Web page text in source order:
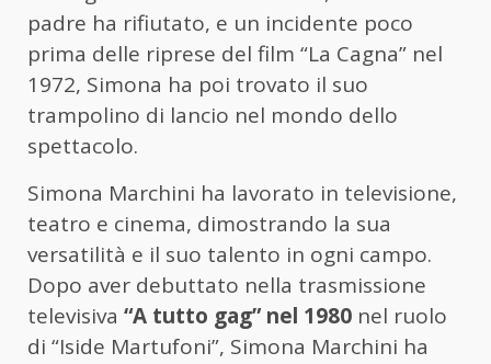
padre ha rifiutato, e un incidente poco
prima delle riprese del film “La Cagna” nel
1972, Simona ha poi trovato il suo
trampolino di lancio nel mondo dello
spettacolo.
Simona Marchini ha lavorato in televisione,
teatro e cinema, dimostrando la sua
versatilità e il suo talento in ogni campo.
Dopo aver debuttato nella trasmissione
televisiva “A tutto gag” nel 1980 nel ruolo
di “Iside Martufoni”, Simona Marchini ha